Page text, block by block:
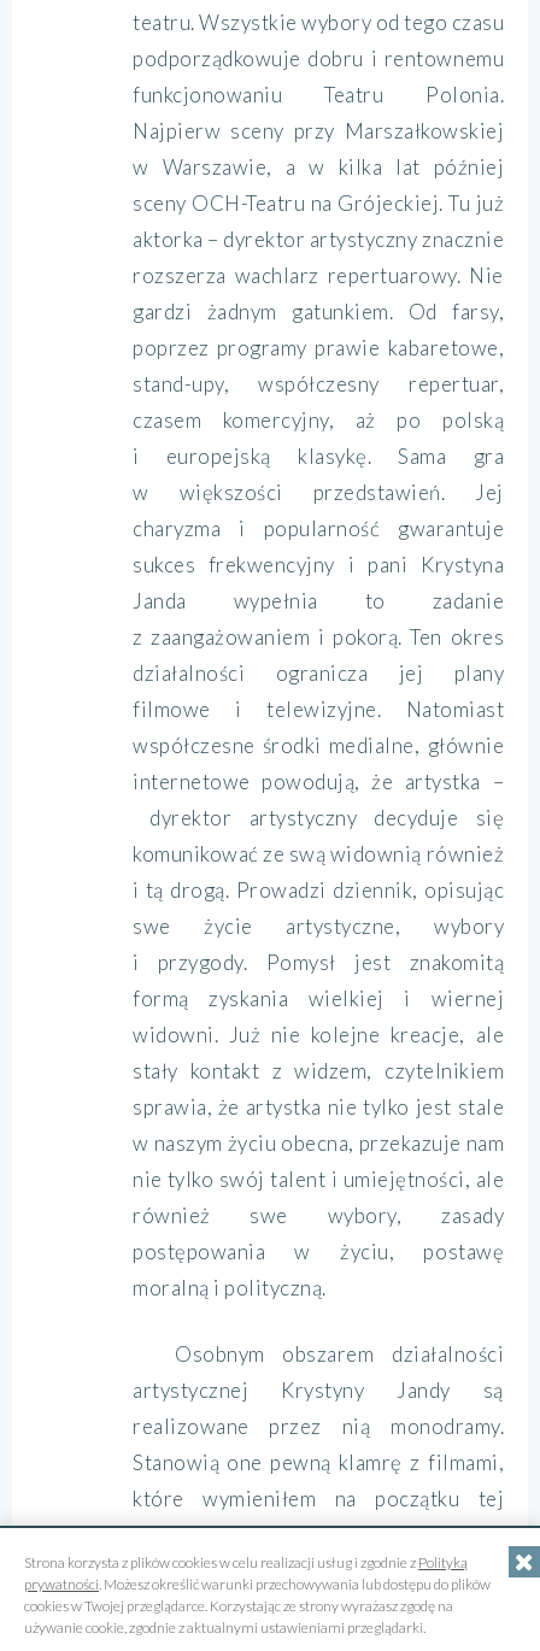
teatru. Wszystkie wybory od tego czasu
podporządkowuje dobru i rentownemu
funkcjonowaniu Teatru Polonia.
Najpierw sceny przy Marszałkowskiej
w Warszawie, a w kilka lat później
sceny OCH-Teatru na Grójeckiej. Tu już
aktorka – dyrektor artystyczny znacznie
rozszerza wachlarz repertuarowy. Nie
gardzi żadnym gatunkiem. Od farsy,
poprzez programy prawie kabaretowe,
stand-upy, współczesny repertuar,
czasem komercyjny, aż po polską
i europejską klasykę. Sama gra
w większości przedstawień. Jej
charyzma i popularność gwarantuje
sukces frekwencyjny i pani Krystyna
Janda wypełnia to zadanie
z zaangażowaniem i pokorą. Ten okres
działalności ogranicza jej plany
filmowe i telewizyjne. Natomiast
współczesne środki medialne, głównie
internetowe powodują, że artystka –
dyrektor artystyczny decyduje się
komunikować ze swą widownią również
i tą drogą. Prowadzi dziennik, opisując
swe życie artystyczne, wybory
i przygody. Pomysł jest znakomitą
formą zyskania wielkiej i wiernej
widowni. Już nie kolejne kreacje, ale
stały kontakt z widzem, czytelnikiem
sprawia, że artystka nie tylko jest stale
w naszym życiu obecna, przekazuje nam
nie tylko swój talent i umiejętności, ale
również swe wybory, zasady
postępowania w życiu, postawę
moralną i polityczną.
Osobnym obszarem działalności
artystycznej Krystyny Jandy są
realizowane przez nią monodramy.
Stanowią one pewną klamrę z filmami,
które wymieniłem na początku tej
recenzji. Monodram jest formą,
w której aktorka najbardziej dzieli się
z widzem tym, co ją boli, jak myśli,
jakich wyborów dokonuje. Monodram
Strona korzysta z plików cookies w celu realizacji usług i zgodnie z Polityką
prywatności. Możesz określić warunki przechowywania lub dostępu do plików
cookies w Twojej przeglądarce. Korzystając ze strony wyrażasz zgodę na
używanie cookie, zgodnie z aktualnymi ustawieniami przeglądarki.